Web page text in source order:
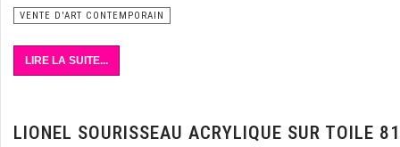
VENTE D'ART CONTEMPORAIN
LIRE LA SUITE...
LIONEL SOURISSEAU ACRYLIQUE SUR TOILE